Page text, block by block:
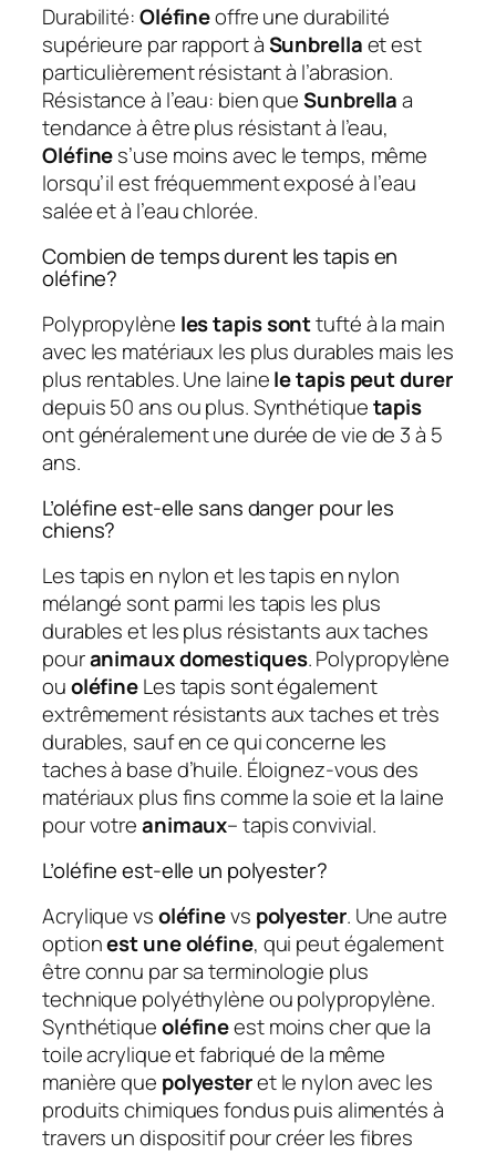
Durabilité:Oléfineoffre une durabilité
supérieure par rapport àSunbrellaet est
particulièrement résistant à l’abrasion.
Résistance à l’eau: bien queSunbrellaa
tendance à être plus résistant à l’eau,
Oléfines’use moins avec le temps, même
lorsqu’il est fréquemment exposé à l’eau
salée et à l’eau chlorée.
Combien de temps durent les tapis en
oléfine?
Polypropylène les tapis sonttufté à la main
avec les matériaux les plus durables mais les
plus rentables. Une lainele tapis peut durer
depuis 50 ans ou plus. Synthétiquetapis
ont généralement une durée de vie de 3 à 5
ans.
L’oléfine est-elle sans danger pour les
chiens?
Les tapis en nylon et les tapis en nylon
mélangé sont parmi les tapis les plus
durables et les plus résistants aux taches
pouranimaux domestiques. Polypropylène
ouoléfineLes tapis sont également
extrêmement résistants aux taches et très
durables, sauf en ce qui concerne les
taches à base d’huile. Éloignez-vous des
matériaux plus fins comme la soie et la laine
pour votreanimaux– tapis convivial.
L’oléfine est-elle un polyester?
Acrylique vsoléfinevs polyester. Une autre
optionest une oléfine, qui peut également
être connu par sa terminologie plus
technique polyéthylène ou polypropylène.
Synthétiqueoléfineest moins cher que la
toile acrylique et fabriqué de la même
manière que polyesteret le nylon avec les
produits chimiques fondus puis alimentés à
travers un dispositif pour créer les fibres